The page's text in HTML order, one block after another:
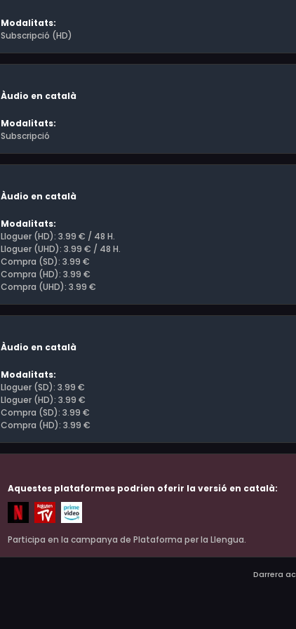
Modalitats:
Subscripció (HD)
Àudio en català
Modalitats:
Subscripció
Àudio en català
Modalitats:
Lloguer (HD): 3.99 € / 48 H.
Lloguer (UHD): 3.99 € / 48 H.
Compra (SD): 3.99 €
Compra (HD): 3.99 €
Compra (UHD): 3.99 €
Àudio en català
Modalitats:
Lloguer (SD): 3.99 €
Lloguer (HD): 3.99 €
Compra (SD): 3.99 €
Compra (HD): 3.99 €
Aquestes plataformes podrien oferir la versió en català:
Participa en la campanya de Plataforma per la Llengua.
Darrera